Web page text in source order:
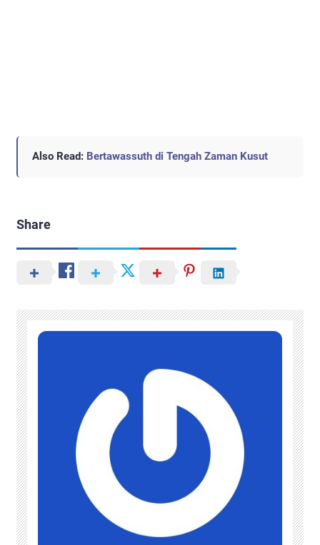
Also Read: Bertawassuth di Tengah Zaman Kusut
Share